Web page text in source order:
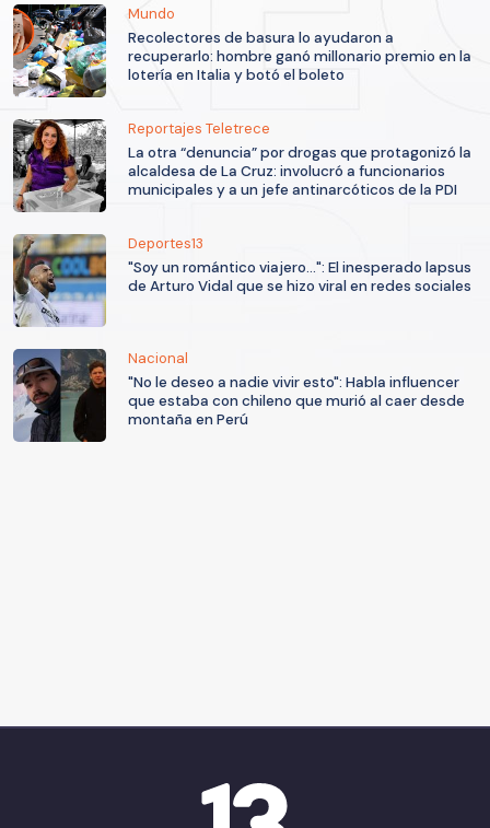
Mundo
Recolectores de basura lo ayudaron a
recuperarlo: hombre ganó millonario premio en la
lotería en Italia y botó el boleto
Reportajes Teletrece
La otra “denuncia” por drogas que protagonizó la
alcaldesa de La Cruz: involucró a funcionarios
municipales y a un jefe antinarcóticos de la PDI
Deportes13
"Soy un romántico viajero...": El inesperado lapsus
de Arturo Vidal que se hizo viral en redes sociales
Nacional
"No le deseo a nadie vivir esto": Habla influencer
que estaba con chileno que murió al caer desde
montaña en Perú